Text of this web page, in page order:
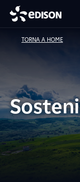
TORNA A HOME